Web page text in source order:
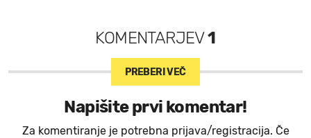
KOMENTARJEV1
PREBERI VEČ
Napišite prvi komentar!
Za komentiranje je potrebna prijava/registracija. Če